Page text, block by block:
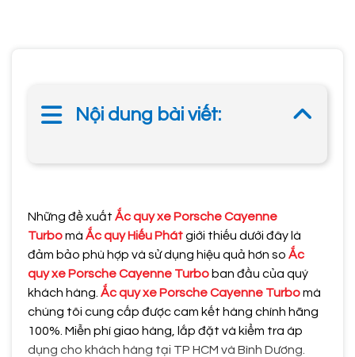
Nội dung bài viết:
Những đề xuất Ắc quy xe Porsche Cayenne
Turbomà Ắc quy Hiếu Phátgiới thiếu dưới đây là
đảm bảo phù hợp và sử dụng hiệu quả hơn so Ắc
quy xe Porsche Cayenne Turbo ban đầu của quý
khách hàng. Ắc quy xe Porsche Cayenne Turbomà
chúng tôi cung cấp được cam kết hàng chính hãng
100%. Miễn phí giao hàng, lắp đặt và kiểm tra áp
dụng cho khách hàng tại TP HCM và Bình Dương.